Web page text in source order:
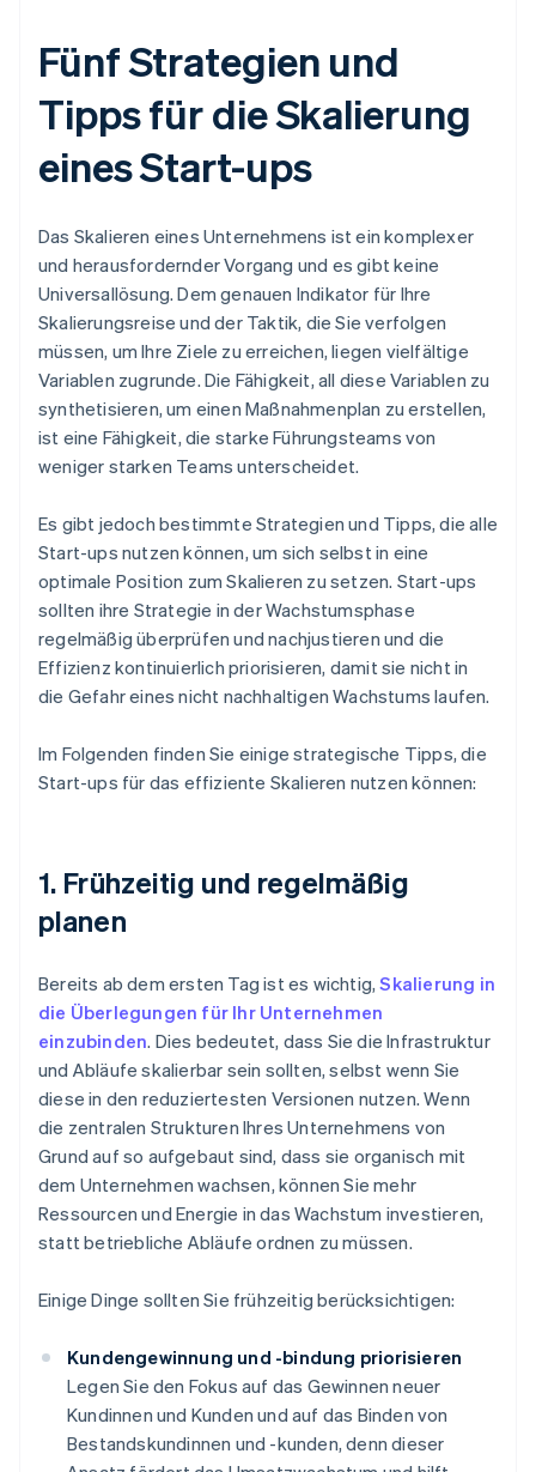
Fünf Strategien und
Tipps für die Skalierung
eines Start-ups
Das Skalieren eines Unternehmens ist ein komplexer
und herausfordernder Vorgang und es gibt keine
Universallösung. Dem genauen Indikator für Ihre
Skalierungsreise und der Taktik, die Sie verfolgen
müssen, um Ihre Ziele zu erreichen, liegen vielfältige
Variablen zugrunde. Die Fähigkeit, all diese Variablen zu
synthetisieren, um einen Maßnahmenplan zu erstellen,
ist eine Fähigkeit, die starke Führungsteams von
weniger starken Teams unterscheidet.
Es gibt jedoch bestimmte Strategien und Tipps, die alle
Start-ups nutzen können, um sich selbst in eine
optimale Position zum Skalieren zu setzen. Start-ups
sollten ihre Strategie in der Wachstumsphase
regelmäßig überprüfen und nachjustieren und die
Effizienz kontinuierlich priorisieren, damit sie nicht in
die Gefahr eines nicht nachhaltigen Wachstums laufen.
Im Folgenden finden Sie einige strategische Tipps, die
Start-ups für das effiziente Skalieren nutzen können:
1. Frühzeitig und regelmäßig
planen
Bereits ab dem ersten Tag ist es wichtig,Skalierung in
die Überlegungen für Ihr Unternehmen
einzubinden. Dies bedeutet, dass Sie die Infrastruktur
und Abläufe skalierbar sein sollten, selbst wenn Sie
diese in den reduziertesten Versionen nutzen. Wenn
die zentralen Strukturen Ihres Unternehmens von
Grund auf so aufgebaut sind, dass sie organisch mit
dem Unternehmen wachsen, können Sie mehr
Ressourcen und Energie in das Wachstum investieren,
statt betriebliche Abläufe ordnen zu müssen.
Einige Dinge sollten Sie frühzeitig berücksichtigen:
Kundengewinnung und -bindung priorisieren
Legen Sie den Fokus auf das Gewinnen neuer
Kundinnen und Kunden und auf das Binden von
Bestandskundinnen und -kunden, denn dieser